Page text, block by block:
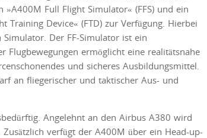
»A400M Full Flight Simulator« (FFS) und ein
Training Device« (FTD) zur Verfügung. Hierbei
Der FF-Simulator ist ein
Flugbewegungen ermöglicht eine realitätsnahe
und sicheres Ausbildungsmittel.
an fliegerischer und taktischer Aus- und
Angelehnt an den Airbus A380 wird
verfügt der A400M über ein Head-up-